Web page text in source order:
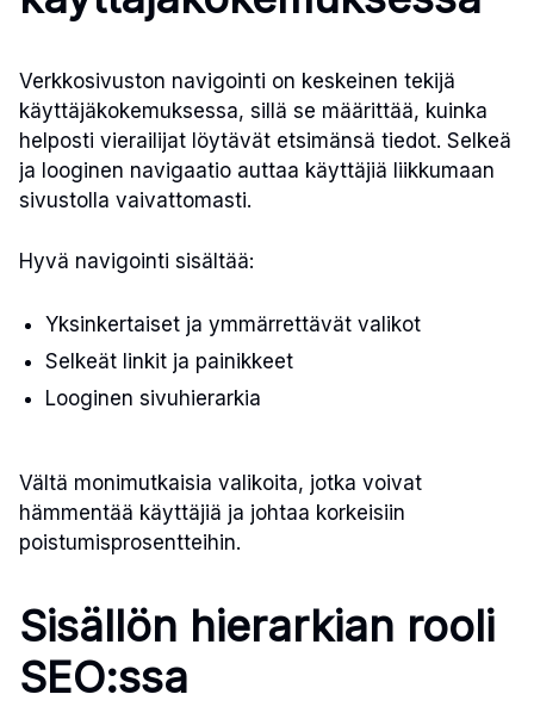
Verkkosivuston navigointi on keskeinen tekijä
käyttäjäkokemuksessa, sillä se määrittää, kuinka
helposti vierailijat löytävät etsimänsä tiedot. Selkeä
ja looginen navigaatio auttaa käyttäjiä liikkumaan
sivustolla vaivattomasti.
Hyvä navigointi sisältää:
Yksinkertaiset ja ymmärrettävät valikot
Selkeät linkit ja painikkeet
Looginen sivuhierarkia
Vältä monimutkaisia valikoita, jotka voivat
hämmentää käyttäjiä ja johtaa korkeisiin
poistumisprosentteihin.
Sisällön hierarkian rooli
SEO:ssa